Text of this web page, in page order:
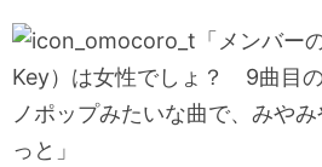
「メンバー
Key）は女性でしょ？ 9曲目
ノポップみたいな曲で、みや
っと」